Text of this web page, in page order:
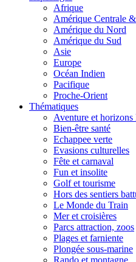
Afrique
Amérique Centrale
Amérique du Nord
Amérique du Sud
Asie
Europe
Océan Indien
Pacifique
Proche-Orient
Thématiques
Aventure et horizons
Bien-être santé
Echappee verte
Evasions culturelles
Fête et carnaval
Fun et insolite
Golf et tourisme
Hors des sentiers
Le Monde du Train
Mer et croisières
Parcs attraction, zoos
Plages et farniente
Plongée sous-marine
Rando et montagne